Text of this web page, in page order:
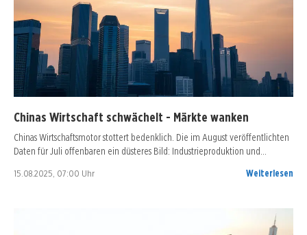
Chinas Wirtschaft schwächelt - Märkte wanken
Chinas Wirtschaftsmotor stottert bedenklich. Die im August veröffentlichten
Daten für Juli offenbaren ein düsteres Bild: Industrieproduktion und…
15.08.2025, 07:00 Uhr Weiterlesen